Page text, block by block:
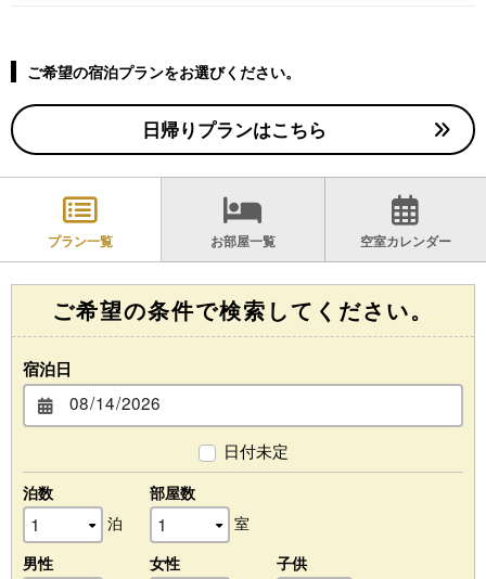
ご希望の宿泊プランをお選びください。
日帰りプランはこちら
プラン一覧 お部屋一覧 空室カレンダー
ご希望の条件で検索してください。
宿泊日
日付未定
泊数
泊
部屋数
室
男性
女性
子供
グランピング
EXPERIENCE
ワ―ケーション＆観光案内
新着情報
FAQ
お問い合わせ
個人情報保護方針
新型コロナウイルス対応 ガイドライン
（2023年5月8日改定）